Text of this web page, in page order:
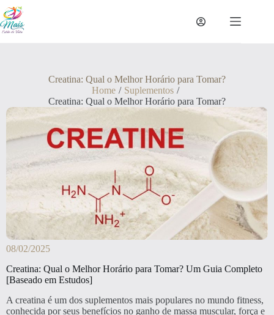
Creatina: Qual o Melhor Horário para Tomar?
Home / Suplementos /
Creatina: Qual o Melhor Horário para Tomar?
08/02/2025
Creatina: Qual o Melhor Horário para Tomar? Um Guia Completo
[Baseado em Estudos]
A creatina é um dos suplementos mais populares no mundo fitness,
conhecida por seus benefícios no ganho de massa muscular, força e